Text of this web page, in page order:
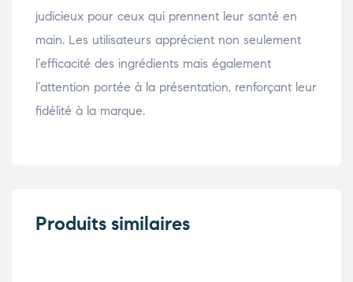
judicieux pour ceux qui prennent leur santé en
main. Les utilisateurs apprécient non seulement
l’efficacité des ingrédients mais également
l’attention portée à la présentation, renforçant leur
fidélité à la marque.
Produits similaires